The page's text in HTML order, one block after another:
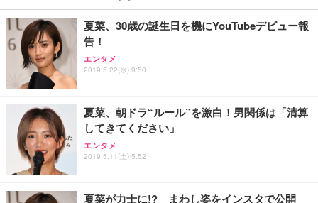
￥27,999
Sezlife オフィスチェア デスクチェア 疲れない テレ
ワーク チェア 強化バックレスト 30度ロッキング機
能 人間工学 椅子 腰サポート 90度跳ね上げ式アーム
務用 おしゃれ パソコンチェア (ブラック)
Sezlife オフィスチェア デスクチェア 疲れない テレ
ワーク チェア 強化バックレスト 30度ロッキング機
能 人間工学 椅子 腰サポート 90度跳ね上げ式アーム
務用 おしゃれ パソコンチェア (ホワイト)
￥109,572
【純正品】27"ゲーミングモニター DualSense 充電
フック付き（CFI-ZDM1J）
【整備済み品】Dell E2724HS 27インチ 液晶モニタ
ー フルHD（1920×1080）VA 非光沢 HDMI/DisplayP
ort/VGA スピーカー内蔵 高さ調整 スイベル VESA対
￥3,234
ネオ・ルーライフ ネオ・オムツ L 中型犬用 26枚入
り 単品
Smart Basic(スマートベーシック) 【Amazon.co.jp
限定】 Smart Basic アイリスオーヤマ ペットシーツ
超厚型 お徳用 ワイド 100枚入 (x 1) (ケース販売)
夏菜、30歳の誕生日を機にYouTubeデビュー報
告！
エンタメ
2019.5.22(水) 9:50
夏菜、朝ドラ“ルール”を激白！男関係は「清算
してきてください」
エンタメ
2019.5.11(土) 5:52
夏菜が力士に!? まわし姿をインスタで公開